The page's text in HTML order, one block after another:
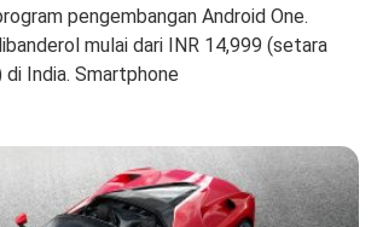
pengembangan Android One.
mulai dari INR 14,999 (setara
di India. Smartphone